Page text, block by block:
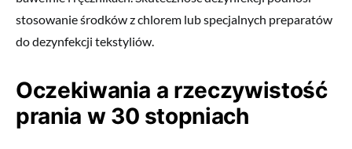
stosowanie środków z chlorem lub specjalnych preparatów
do dezynfekcji tekstyliów.
Oczekiwania a rzeczywistość
prania w 30 stopniach